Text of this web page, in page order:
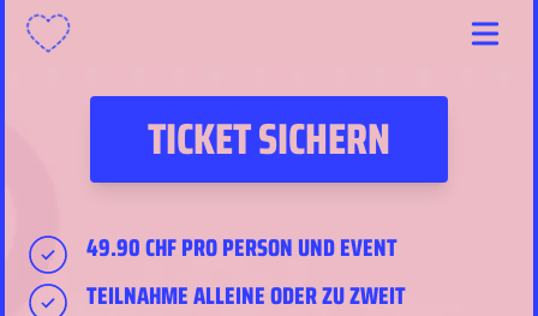
Menu
TICKET SICHERN
49.90 CHF PRO PERSON UND EVENT
TEILNAHME ALLEINE ODER ZU ZWEIT